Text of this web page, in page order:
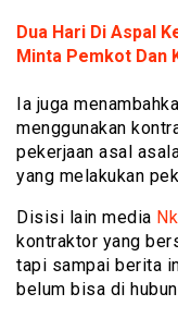
Dua Hari Di Aspal
Minta Pemkot Dan
Ia juga
menggunakan
pekerjaan asal
yang melakukan
Disisi lain media
kontraktor yang
tapi sampai berita
belum bisa di